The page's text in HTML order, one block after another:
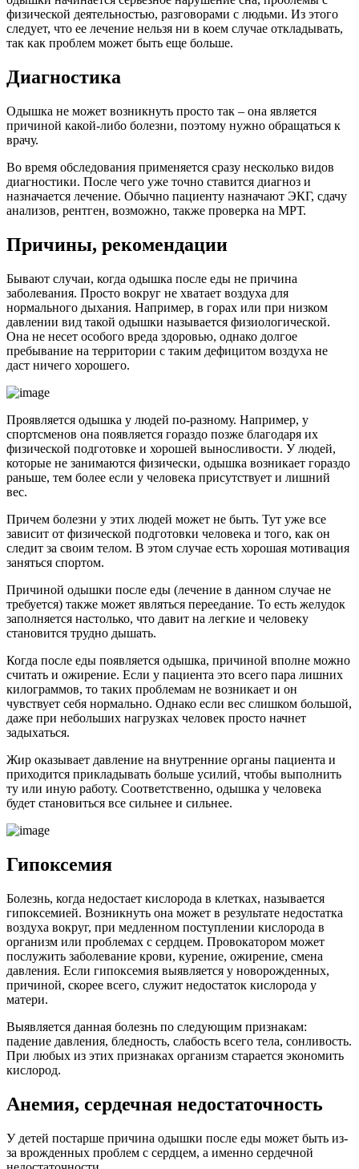
физической деятельностью, разговорами с людьми. Из этого
следует, что ее лечение нельзя ни в коем случае откладывать,
так как проблем может быть еще больше.
Диагностика
Одышка не может возникнуть просто так – она является
причиной какой-либо болезни, поэтому нужно обращаться к
врачу.
Во время обследования применяется сразу несколько видов
диагностики. После чего уже точно ставится диагноз и
назначается лечение. Обычно пациенту назначают ЭКГ, сдачу
анализов, рентген, возможно, также проверка на МРТ.
Причины, рекомендации
Бывают случаи, когда одышка после еды не причина
заболевания. Просто вокруг не хватает воздуха для
нормального дыхания. Например, в горах или при низком
давлении вид такой одышки называется физиологической.
Она не несет особого вреда здоровью, однако долгое
пребывание на территории с таким дефицитом воздуха не
даст ничего хорошего.
Проявляется одышка у людей по-разному. Например, у
спортсменов она появляется гораздо позже благодаря их
физической подготовке и хорошей выносливости. У людей,
которые не занимаются физически, одышка возникает гораздо
раньше, тем более если у человека присутствует и лишний
вес.
Причем болезни у этих людей может не быть. Тут уже все
зависит от физической подготовки человека и того, как он
следит за своим телом. В этом случае есть хорошая мотивация
заняться спортом.
Причиной одышки после еды (лечение в данном случае не
требуется) также может являться переедание. То есть желудок
заполняется настолько, что давит на легкие и человеку
становится трудно дышать.
Когда после еды появляется одышка, причиной вполне можно
считать и ожирение. Если у пациента это всего пара лишних
килограммов, то таких проблемам не возникает и он
чувствует себя нормально. Однако если вес слишком большой,
даже при небольших нагрузках человек просто начнет
задыхаться.
Жир оказывает давление на внутренние органы пациента и
приходится прикладывать больше усилий, чтобы выполнить
ту или иную работу. Соответственно, одышка у человека
будет становиться все сильнее и сильнее.
Гипоксемия
Болезнь, когда недостает кислорода в клетках, называется
гипоксемией. Возникнуть она может в результате недостатка
воздуха вокруг, при медленном поступлении кислорода в
организм или проблемах с сердцем. Провокатором может
послужить заболевание крови, курение, ожирение, смена
давления. Если гипоксемия выявляется у новорожденных,
причиной, скорее всего, служит недостаток кислорода у
матери.
Выявляется данная болезнь по следующим признакам:
падение давления, бледность, слабость всего тела, сонливость.
При любых из этих признаках организм старается экономить
кислород.
Анемия, сердечная недостаточность
У детей постарше причина одышки после еды может быть из-
за врожденных проблем с сердцем, а именно сердечной